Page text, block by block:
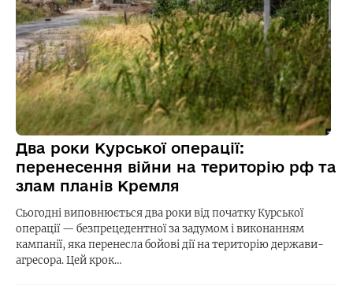
Два роки Курської операції:
перенесення війни на територію рф та
злам планів Кремля
Сьогодні виповнюється два роки від початку Курської
операції — безпрецедентної за задумом і виконанням
кампанії, яка перенесла бойові дії на територію держави-
агресора. Цей крок…